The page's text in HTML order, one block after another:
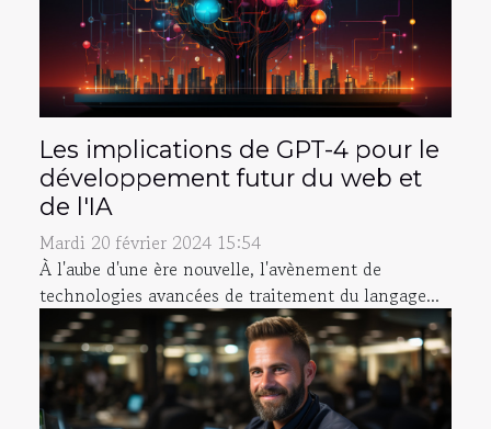
Les implications de GPT-4 pour le
développement futur du web et
de l'IA
Mardi 20 février 2024 15:54
À l'aube d'une ère nouvelle, l'avènement de
technologies avancées de traitement du langage...